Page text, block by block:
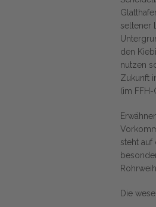
seltener
den
nutzen
Zukunft
(im
steht auf
Die